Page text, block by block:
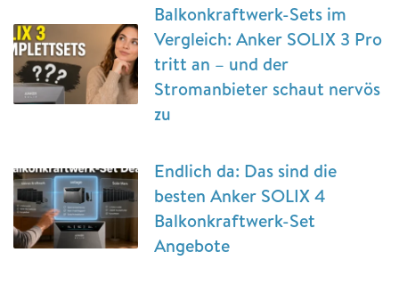
Balkonkraftwerk-Sets im
Vergleich: Anker SOLIX 3 Pro
tritt an – und der
Stromanbieter schaut nervös
zu
Endlich da: Das sind die
besten Anker SOLIX 4
Balkonkraftwerk-Set
Angebote